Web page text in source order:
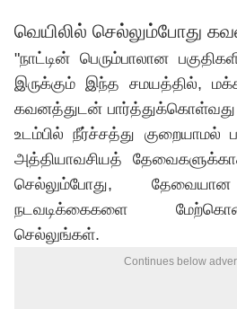
வெயிலில் செல்லும்போது
"நாட்டின் பெரும்பாலான
இருக்கும் இந்த சமயத்தில்,
கவனத்துடன் பார்த்துக்கொள்வது
உடம்பில் நீர்ச்சத்து குறையாமல்
அத்தியாவசியத்
செல்லும்போது,
நடவடிக்கைகளை
செல்லுங்கள்.
Continues below